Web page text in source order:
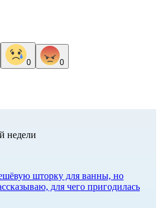
0 0
недели
шторку для ванны, но
для чего пригодилась